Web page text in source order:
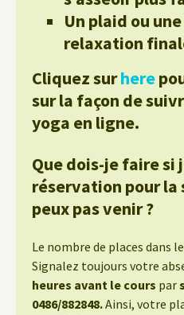
Un plaid ou
relaxation
Cliquez surhere
sur la façon de
yoga en ligne.
Que dois-je faire si
réservation pour la
peux pas venir ?
Le nombre de places dans
Signalez toujours votre
heures avant le cours par
0486/882848.Ainsi, votre